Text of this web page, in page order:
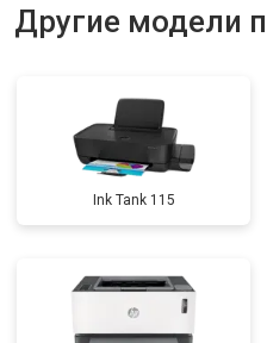
Другие модели
Ink Tank 115